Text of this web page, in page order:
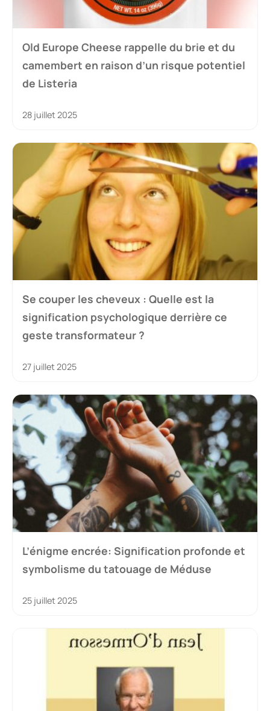
Old Europe Cheese rappelle du brie et du
camembert en raison d’un risque potentiel
de Listeria
28 juillet 2025
Se couper les cheveux : Quelle est la
signification psychologique derrière ce
geste transformateur ?
27 juillet 2025
L’énigme encrée: Signification profonde et
symbolisme du tatouage de Méduse
25 juillet 2025